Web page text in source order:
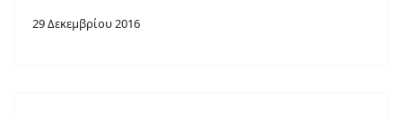
29 Δεκεμβρίου 2016